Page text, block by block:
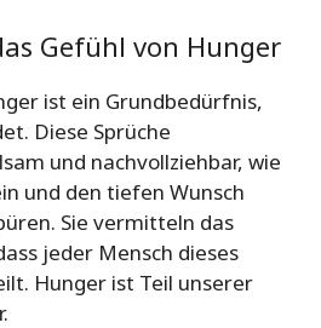
Gefühl von Hunger
ist ein Grundbedürfnis,
Diese Sprüche
und nachvollziehbar, wie
und den tiefen Wunsch
Sie vermitteln das
jeder Mensch dieses
Hunger ist Teil unserer